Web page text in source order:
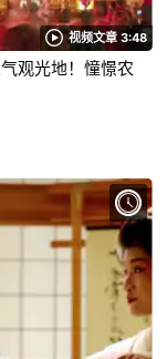
视频文章 3:48
观光地！憧憬农